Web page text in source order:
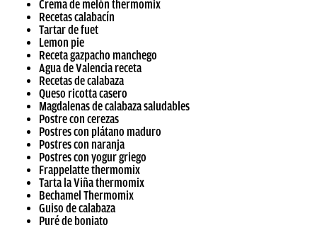
Crema de melón thermomix
Recetas calabacín
Tartar de fuet
Lemon pie
Receta gazpacho manchego
Agua de Valencia receta
Recetas de calabaza
Queso ricotta casero
Magdalenas de calabaza saludables
Postre con cerezas
Postres con plátano maduro
Postres con naranja
Postres con yogur griego
Frappelatte thermomix
Tarta la Viña thermomix
Bechamel Thermomix
Guiso de calabaza
Puré de boniato